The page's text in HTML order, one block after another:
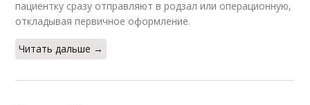
пациентку сразу отправляют в родзал или операционную,
откладывая первичное оформление.
Читать дальше →